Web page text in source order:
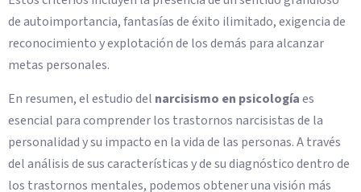
de autoimportancia, fantasías de éxito ilimitado, exigencia de
reconocimiento y explotación de los demás para alcanzar
metas personales.
En resumen, el estudio del narcisismo en psicologíaes
esencial para comprender los trastornos narcisistas de la
personalidad y su impacto en la vida de las personas. A través
del análisis de sus características y de su diagnóstico dentro de
los trastornos mentales, podemos obtener una visión más